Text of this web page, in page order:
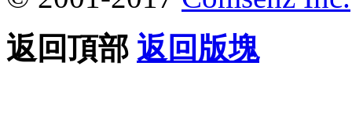
返回頂部 返回版塊